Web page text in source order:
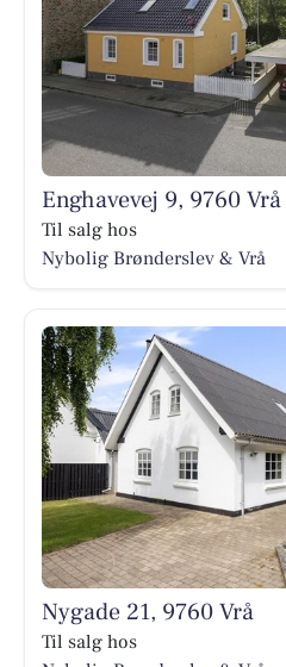
Enghavevej 9, 9760 Vrå
Til salg hos
Nybolig Brønderslev & Vrå
Nygade 21, 9760 Vrå
Til salg hos